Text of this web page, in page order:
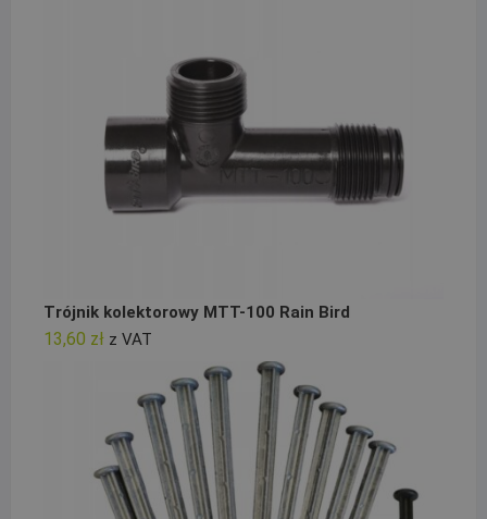
Trójnik kolektorowy MTT-100 Rain Bird
13,60 zł z VAT